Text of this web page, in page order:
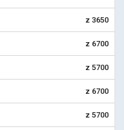
z 3650
z 6700
z 5700
z 6700
z 5700